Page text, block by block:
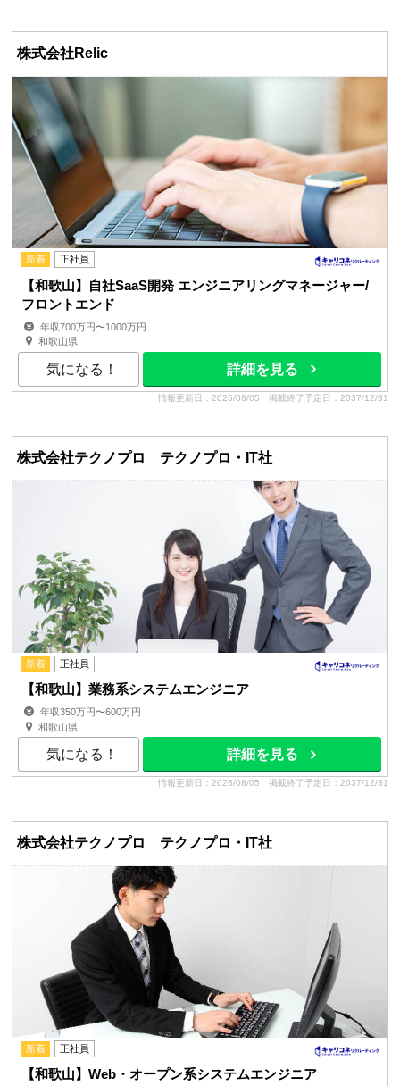
株式会社Relic
新着 正社員
【和歌山】自社SaaS開発 エンジニアリングマネージャー/
フロントエンド
年収700万円〜1000万円
和歌山県
気になる！ 詳細を見る
情報更新日：2026/08/05 掲載終了予定日：2037/12/31
株式会社テクノプロ テクノプロ・IT社
新着 正社員
【和歌山】業務系システムエンジニア
年収350万円〜600万円
和歌山県
気になる！ 詳細を見る
情報更新日：2026/08/05 掲載終了予定日：2037/12/31
株式会社テクノプロ テクノプロ・IT社
新着 正社員
【和歌山】Web・オープン系システムエンジニア